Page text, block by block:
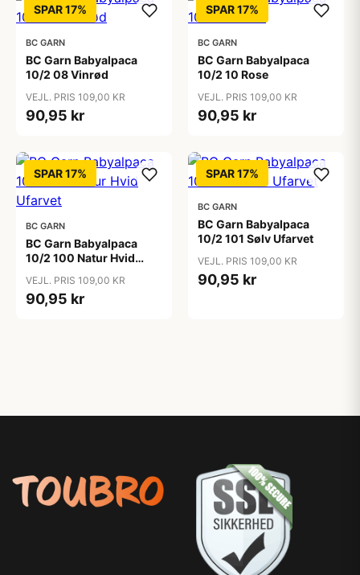
SPAR 17%
BC GARN
BC Garn Babyalpaca
10/2 08 Vinrød
VEJL. PRIS 109,00 KR
90,95 kr
SPAR 17%
BC GARN
BC Garn Babyalpaca
10/2 10 Rose
VEJL. PRIS 109,00 KR
90,95 kr
SPAR 17%
BC GARN
BC Garn Babyalpaca
10/2 100 Natur Hvid
VEJL. PRIS 109,00 KR
90,95 kr
SPAR 17%
BC GARN
BC Garn Babyalpaca
10/2 101 Sølv Ufarvet
VEJL. PRIS 109,00 KR
90,95 kr